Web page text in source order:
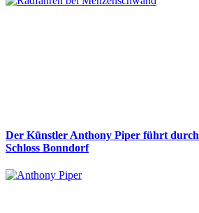
Der Künstler Anthony Piper führt durch
Schloss Bonndorf